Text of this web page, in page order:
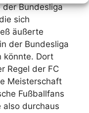
Bundesliga
sich
äußerte
der Bundesliga
könnte. Dort
Regel der FC
Meisterschaft
Fußballfans
also durchaus